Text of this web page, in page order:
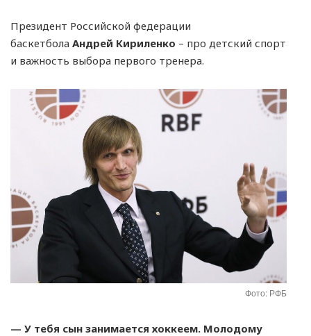
Президент Российской федерации
баскетбола Андрей Кириленко – про детский спорт
и важность выбора первого тренера.
Фото: РФБ
— У тебя сын занимается хоккеем. Молодому